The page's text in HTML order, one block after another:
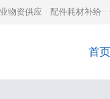
物资供应 · 配件耗材补给
首页